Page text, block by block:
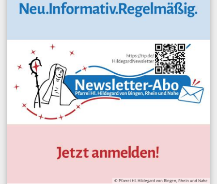
© Pfarrei Hl. Hildegard von Bingen, Rhein und Nahe